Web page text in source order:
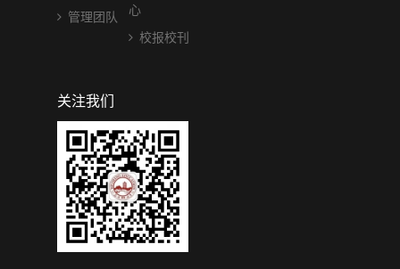
管理团队
心
校报校刊
关注我们